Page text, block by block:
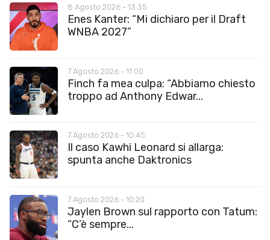
8 Agosto 2026 - 13:35
Enes Kanter: “Mi dichiaro per il Draft
WNBA 2027”
7 Agosto 2026 - 11:00
Finch fa mea culpa: “Abbiamo chiesto
troppo ad Anthony Edwar...
7 Agosto 2026 - 10:45
Il caso Kawhi Leonard si allarga:
spunta anche Daktronics
7 Agosto 2026 - 10:20
Jaylen Brown sul rapporto con Tatum:
“C’è sempre...